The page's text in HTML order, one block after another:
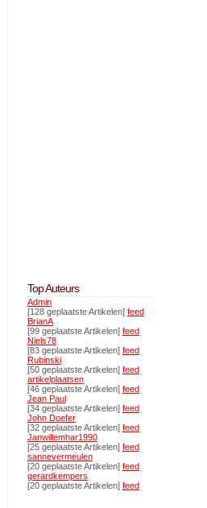
Top Auteurs
Admin
[128 geplaatste Artikelen] feed
BrianA
[99 geplaatste Artikelen] feed
Niels78
[83 geplaatste Artikelen] feed
Rubinski
[50 geplaatste Artikelen] feed
artikelplaatsen
[46 geplaatste Artikelen] feed
Jean Paul
[34 geplaatste Artikelen] feed
John Doefer
[32 geplaatste Artikelen] feed
Janwillemhar1990
[25 geplaatste Artikelen] feed
sannevermeulen
[20 geplaatste Artikelen] feed
gerardkempers
[20 geplaatste Artikelen] feed